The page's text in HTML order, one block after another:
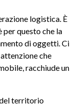
logistica. È
per questo che la
di oggetti. Ci
che
racchiude un
territorio